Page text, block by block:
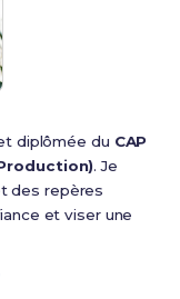
diplômée du CAP
. Je
des repères
et viser une